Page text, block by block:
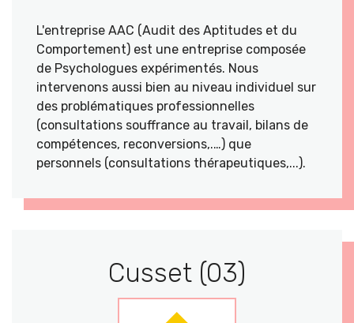
L'entreprise AAC (Audit des Aptitudes et du
Comportement) est une entreprise composée
de Psychologues expérimentés. Nous
intervenons aussi bien au niveau individuel sur
des problématiques professionnelles
(consultations souffrance au travail, bilans de
compétences, reconversions,.…) que
personnels (consultations thérapeutiques,...).
Cusset (03)